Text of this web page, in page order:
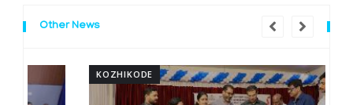
Other News
KOZHIKODE